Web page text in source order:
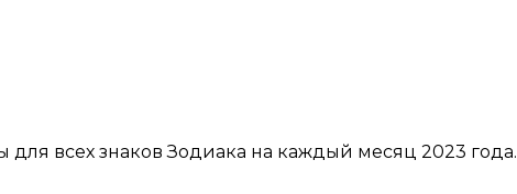
всех знаков Зодиака на каждый месяц 2023 года.